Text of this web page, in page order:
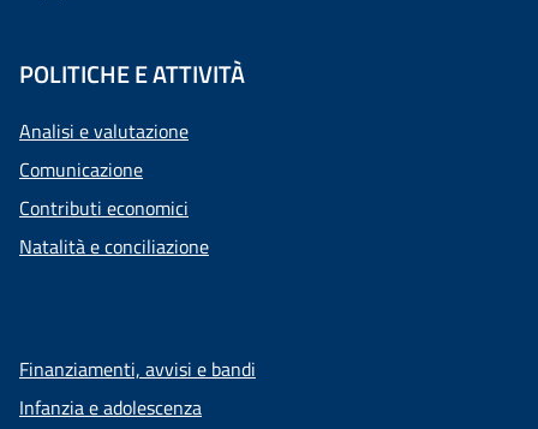
POLITICHE E ATTIVITÀ
Analisi e valutazione
Comunicazione
Contributi economici
Natalità e conciliazione
Finanziamenti, avvisi e bandi
Infanzia e adolescenza